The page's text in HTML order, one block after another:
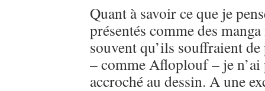
Quant à savoir ce que je
présentés comme des
souvent qu’ils souffraient
– comme Afloplouf – je n’ai
accroché au dessin. A une